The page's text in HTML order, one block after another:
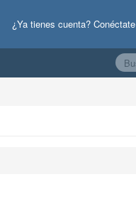
¿Ya tienes cuenta? Conéctate